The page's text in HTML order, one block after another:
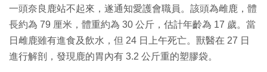
一頭奈良鹿站不起來，遂通知愛護會職員。該頭為雌鹿，體
長約為 79 厘米，體重約為 30 公斤，估計年齡為 17 歲。當
日雌鹿雖有進食及飲水，但 24 日上午死亡。獸醫在 27 日
進行解剖，發現鹿的胃內有 3.2 公斤重的塑膠袋。